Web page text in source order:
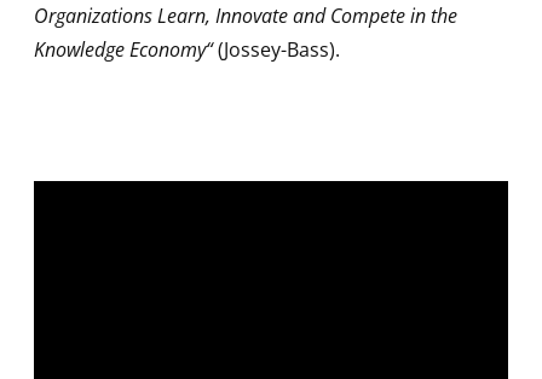
Organizations Learn, Innovate and Compete in the
Knowledge Economy“(Jossey-Bass).